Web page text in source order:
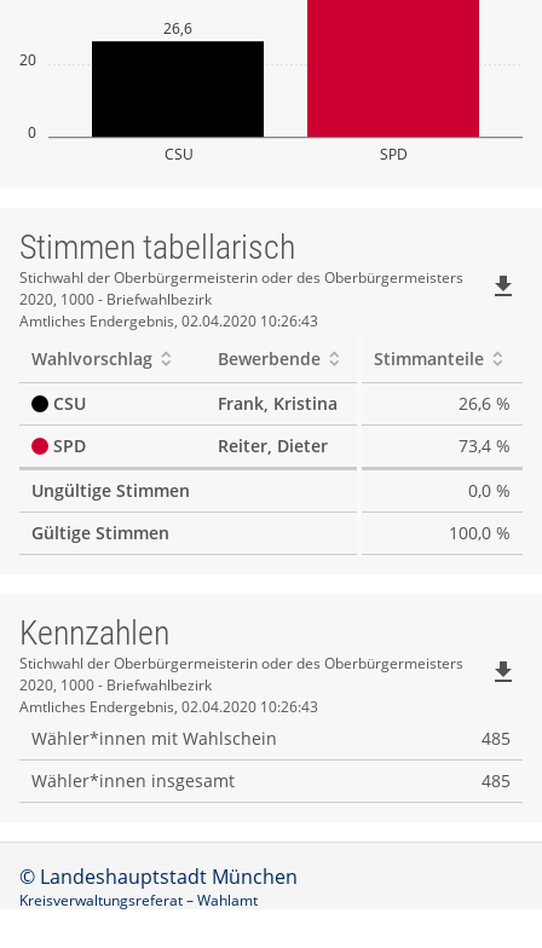
0
20
CSU SPD
26,6
Stimmen tabellarisch
Stimmen
tabellarisch
Stichwahl der Oberbürgermeisterin oder des Oberbürgermeisters
2020, 1000 - Briefwahlbezirk
Amtliches Endergebnis, 02.04.2020 10:26:43
file_download
Wahlvorschlag Bewerbende
Stimmanteile
CSU
Frank, Kristina
26,6 %
SPD
Reiter, Dieter
73,4 %
Ungültige Stimmen
0,0 %
Gültige Stimmen
100,0 %
Kennzahlen
Kennzahlen
Stichwahl der Oberbürgermeisterin oder des Oberbürgermeisters
2020, 1000 - Briefwahlbezirk
Amtliches Endergebnis, 02.04.2020 10:26:43
file_download
Wähler*innen mit Wahlschein
485
Wähler*innen insgesamt
485
© Landeshauptstadt München
Kreisverwaltungsreferat – Wahlamt